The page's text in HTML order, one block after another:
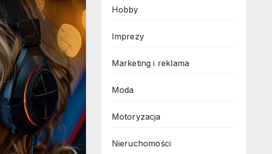
Hobby
Imprezy
Marketing i reklama
Moda
Motoryzacja
Nieruchomości